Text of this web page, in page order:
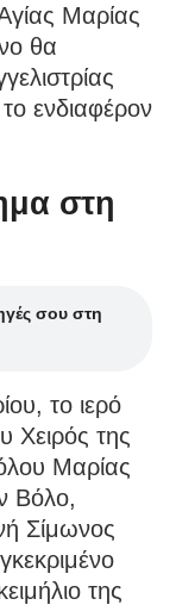
Μαρίας
θα
ενδιαφέρον
στη
σου στη
το ιερό
Χειρός της
Μαρίας
Βόλο,
Σίμωνος
της